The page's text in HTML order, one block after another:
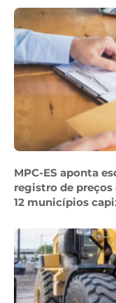
MPC-ES aponta
registro de preços
12 municípios